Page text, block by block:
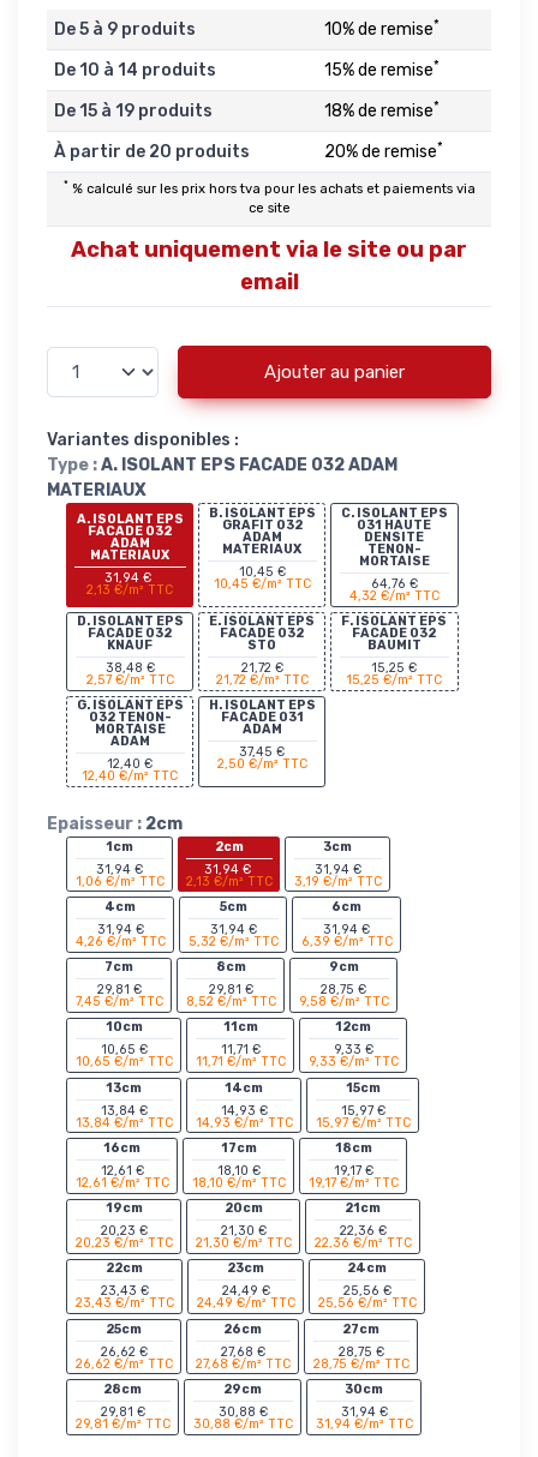
De 5 à 9 produits 10% de remise*
De 10 à 14 produits 15% de remise*
De 15 à 19 produits 18% de remise*
À partir de 20 produits 20% de remise*
* % calculé sur les prix hors tva pour les achats et paiements via
ce site
Achat uniquement via le site ou par
email
Ajouter au panier
Variantes disponibles :
Type :A. ISOLANT EPS FACADE 032 ADAM
MATERIAUX
A. ISOLANT EPS
FACADE 032
ADAM
MATERIAUX
31,94 €
2,13 €/m² TTC
B. ISOLANT EPS
GRAFIT 032
ADAM
MATERIAUX
10,45 €
10,45 €/m² TTC
C. ISOLANT EPS
031 HAUTE
DENSITE
TENON-
MORTAISE
64,76 €
4,32 €/m² TTC
D. ISOLANT EPS
FACADE 032
KNAUF
38,48 €
2,57 €/m² TTC
E. ISOLANT EPS
FACADE 032
STO
21,72 €
21,72 €/m² TTC
F. ISOLANT EPS
FACADE 032
BAUMIT
15,25 €
15,25 €/m² TTC
G. ISOLANT EPS
032 TENON-
MORTAISE
ADAM
12,40 €
12,40 €/m² TTC
H. ISOLANT EPS
FACADE 031
ADAM
37,45 €
2,50 €/m² TTC
Epaisseur : 2cm
1cm
31,94 €
1,06 €/m² TTC
2cm
31,94 €
2,13 €/m² TTC
3cm
31,94 €
3,19 €/m² TTC
4cm
31,94 €
4,26 €/m² TTC
5cm
31,94 €
5,32 €/m² TTC
6cm
31,94 €
6,39 €/m² TTC
7cm
29,81 €
7,45 €/m² TTC
8cm
29,81 €
8,52 €/m² TTC
9cm
28,75 €
9,58 €/m² TTC
10cm
10,65 €
10,65 €/m² TTC
11cm
11,71 €
11,71 €/m² TTC
12cm
9,33 €
9,33 €/m² TTC
13cm
13,84 €
13,84 €/m² TTC
14cm
14,93 €
14,93 €/m² TTC
15cm
15,97 €
15,97 €/m² TTC
16cm
12,61 €
12,61 €/m² TTC
17cm
18,10 €
18,10 €/m² TTC
18cm
19,17 €
19,17 €/m² TTC
19cm
20,23 €
20,23 €/m² TTC
20cm
21,30 €
21,30 €/m² TTC
21cm
22,36 €
22,36 €/m² TTC
22cm
23,43 €
23,43 €/m² TTC
23cm
24,49 €
24,49 €/m² TTC
24cm
25,56 €
25,56 €/m² TTC
25cm
26,62 €
26,62 €/m² TTC
26cm
27,68 €
27,68 €/m² TTC
27cm
28,75 €
28,75 €/m² TTC
28cm
29,81 €
29,81 €/m² TTC
29cm
30,88 €
30,88 €/m² TTC
30cm
31,94 €
31,94 €/m² TTC